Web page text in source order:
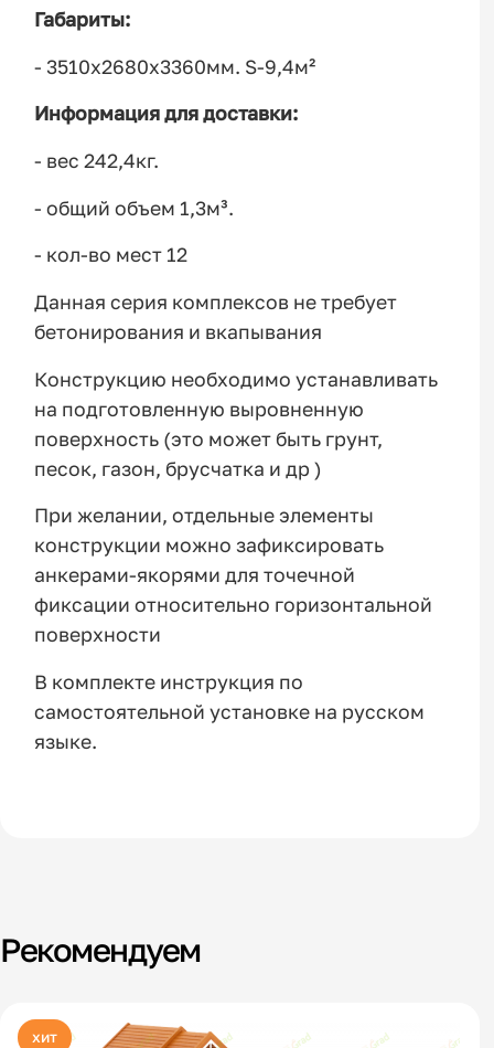
Габариты:
- 3510х2680х3360мм. S-9,4м²
Информация для доставки:
- вес 242,4кг.
- общий объем 1,3м³.
- кол-во мест 12
Данная серия комплексов не требует
бетонирования и вкапывания
Конструкцию необходимо устанавливать
на подготовленную выровненную
поверхность (это может быть грунт,
песок, газон, брусчатка и др )
При желании, отдельные элементы
конструкции можно зафиксировать
анкерами-якорями для точечной
фиксации относительно горизонтальной
поверхности
В комплекте инструкция по
самостоятельной установке на русском
языке.
Рекомендуем
хит